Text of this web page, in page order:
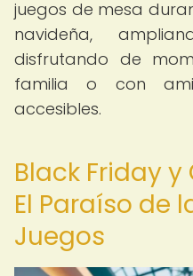
juegos de mesa
navideña,
disfrutando de
familia o con
accesibles.
Black Friday
El Paraíso de
Juegos